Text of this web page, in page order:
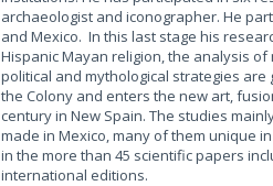
archaeologist and iconographer. He
and Mexico. In this last stage his
Hispanic Mayan religion, the analysis
political and mythological strategies
the Colony and enters the new art,
century in New Spain. The studies
made in Mexico, many of them unique
in the more than 45 scientific papers
international editions.